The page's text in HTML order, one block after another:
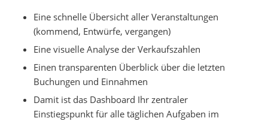
Eine schnelle Übersicht aller Veranstaltungen
(kommend, Entwürfe, vergangen)
Eine visuelle Analyse der Verkaufszahlen
Einen transparenten Überblick über die letzten
Buchungen und Einnahmen
Damit ist das Dashboard Ihr zentraler
Einstiegspunkt für alle täglichen Aufgaben im